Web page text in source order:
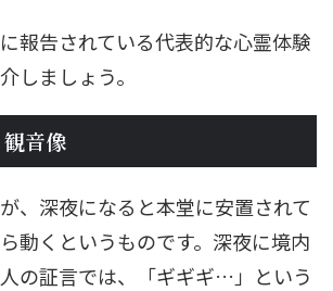
報告されている代表的な心霊体験
しましょう。
音像
、深夜になると本堂に安置されて
動くというものです。深夜に境内
の証言では、「ギギギ…」という